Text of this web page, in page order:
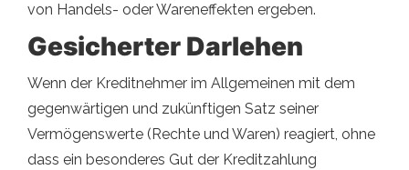
von Handels- oder Wareneffekten ergeben.
Gesicherter Darlehen
Wenn der Kreditnehmer im Allgemeinen mit dem
gegenwärtigen und zukünftigen Satz seiner
Vermögenswerte (Rechte und Waren) reagiert, ohne
dass ein besonderes Gut der Kreditzahlung